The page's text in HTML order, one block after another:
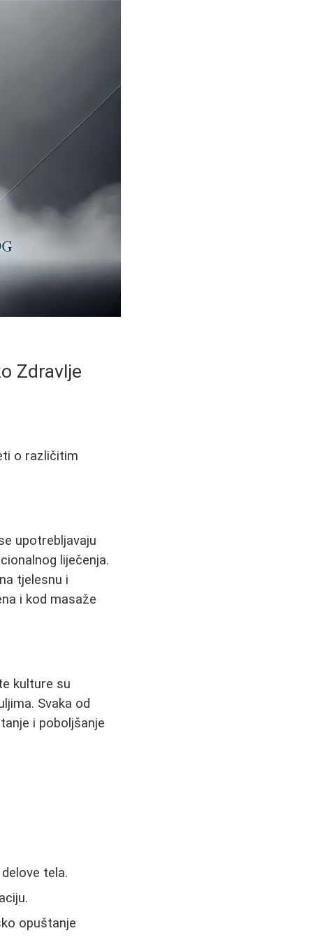
Zdravlje
o različitim
upotrebljavaju
liječenja.
tjelesnu i
i kod masaže
kulture su
Svaka od
i poboljšanje
tela.
opuštanje